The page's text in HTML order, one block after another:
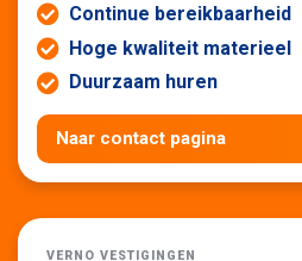
Continue bereikbaarheid
Hoge kwaliteit materieel
Duurzaam huren
Naar contact pagina
VERNO VESTIGINGEN